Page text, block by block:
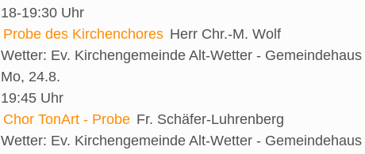
18-19:30 Uhr
Probe des Kirchenchores Herr Chr.-M. Wolf
Wetter: Ev. Kirchengemeinde Alt-Wetter - Gemeindehaus
Mo, 24.8.
19:45 Uhr
Chor TonArt - Probe Fr. Schäfer-Luhrenberg
Wetter: Ev. Kirchengemeinde Alt-Wetter - Gemeindehaus